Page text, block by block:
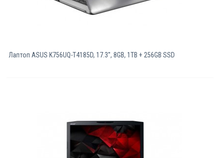
Лаптоп ASUS K756UQ-T4185D, 17.3'', 8GB, 1TB + 256GB SSD